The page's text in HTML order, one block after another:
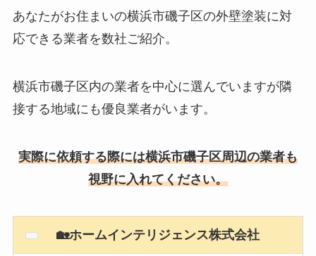
あなたがお住まいの横浜市磯子区の外壁塗装に対
応できる業者を数社ご紹介。
横浜市磯子区内の業者を中心に選んでいますが隣
接する地域にも優良業者がいます。
実際に依頼する際には横浜市磯子区周辺の業者も
視野に入れてください。
🏡ホームインテリジェンス株式会社